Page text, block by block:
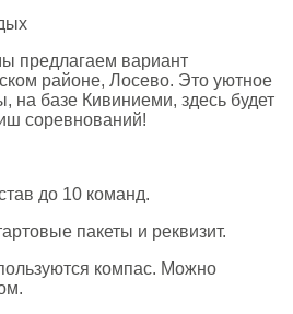
предлагаем вариант
районе, Лосево. Это уютное
на базе Кивиниеми, здесь будет
соревнований!
до 10 команд.
пакеты и реквизит.
компас. Можно